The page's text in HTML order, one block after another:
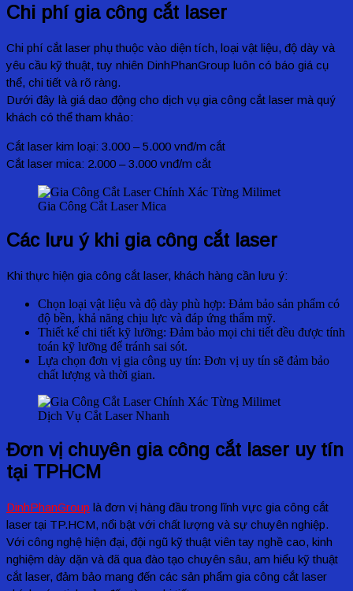
Chi phí gia công cắt laser
Chi phí cắt laser phụ thuộc vào diện tích, loại vật liệu, độ dày và
yêu cầu kỹ thuật, tuy nhiên DinhPhanGroup luôn có báo giá cụ
thể, chi tiết và rõ ràng.
Dưới đây là giá dao động cho dịch vụ gia công cắt laser mà quý
khách có thể tham khảo:
Cắt laser kim loại: 3.000 – 5.000 vnđ/m cắt
Cắt laser mica: 2.000 – 3.000 vnđ/m cắt
Gia Công Cắt Laser Mica
Các lưu ý khi gia công cắt laser
Khi thực hiện gia công cắt laser, khách hàng cần lưu ý:
Chọn loại vật liệu và độ dày phù hợp: Đảm bảo sản phẩm có
độ bền, khả năng chịu lực và đáp ứng thẩm mỹ.
Thiết kế chi tiết kỹ lưỡng: Đảm bảo mọi chi tiết đều được tính
toán kỹ lưỡng để tránh sai sót.
Lựa chọn đơn vị gia công uy tín: Đơn vị uy tín sẽ đảm bảo
chất lượng và thời gian.
Dịch Vụ Cắt Laser Nhanh
Đơn vị chuyên gia công cắt laser uy tín
tại TPHCM
DinhPhanGroup là đơn vị hàng đầu trong lĩnh vực gia công cắt
laser tại TP.HCM, nổi bật với chất lượng và sự chuyên nghiệp.
Với công nghệ hiện đại, đội ngũ kỹ thuật viên tay nghề cao, kinh
nghiệm dày dặn và đã qua đào tạo chuyên sâu, am hiểu kỹ thuật
cắt laser, đảm bảo mang đến các sản phẩm gia công cắt laser